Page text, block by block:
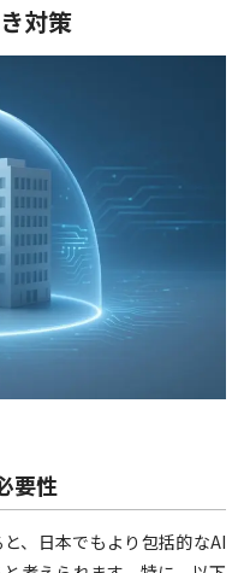
対策
要性
、日本でもより包括的なAI